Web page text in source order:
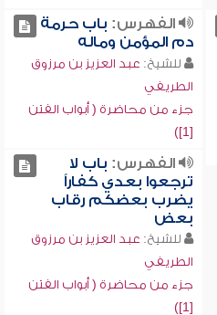
الفهرس: باب حرمة
دم المؤمن وماله
للشيخ: عبد العزيز بن مرزوق
الطريفي
جزء من محاضرة ( أبواب الفتن
[1])
الفهرس: باب لا
ترجعوا بعدي كفاراً
يضرب بعضكم رقاب
بعض
للشيخ: عبد العزيز بن مرزوق
الطريفي
جزء من محاضرة ( أبواب الفتن
[1])